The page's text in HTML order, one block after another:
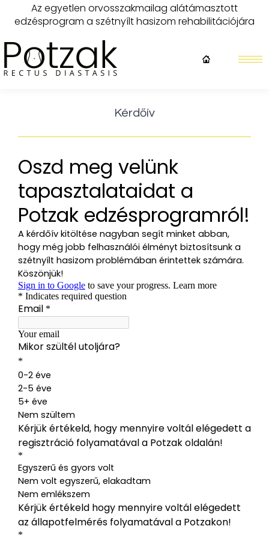
Az egyetlen orvosszakmailag alátámasztott
edzésprogram a szétnyílt hasizom rehabilitációjára
Kérdőív